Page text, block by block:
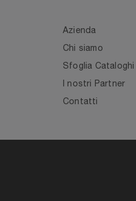
Azienda
Chi siamo
Sfoglia Cataloghi
I nostri Partner
Contatti